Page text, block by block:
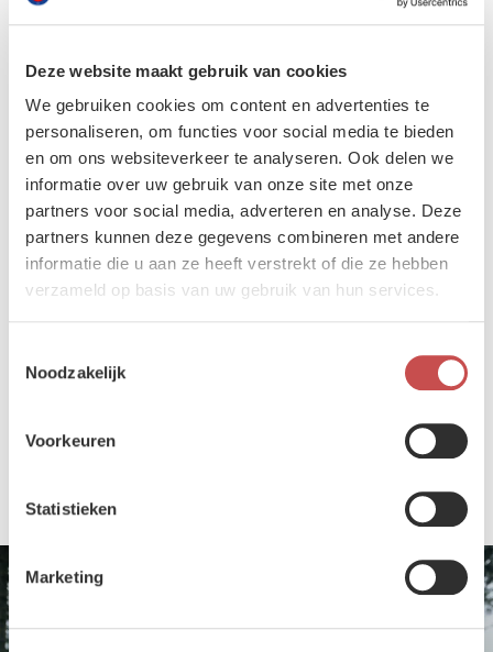
Deze website maakt gebruik van cookies
We gebruiken cookies om content en advertenties te
personaliseren, om functies voor social media te bieden
en om ons websiteverkeer te analyseren. Ook delen we
informatie over uw gebruik van onze site met onze
partners voor social media, adverteren en analyse. Deze
partners kunnen deze gegevens combineren met andere
informatie die u aan ze heeft verstrekt of die ze hebben
verzameld op basis van uw gebruik van hun services.
Noodzakelijk
Voorkeuren
Statistieken
Marketing
Er werken ongeveer 2.000 burgers op
verschillende functies als federaal
ambtenaar.
Ontdek meer
Reservist
Als reservist zet je jouw kennis en